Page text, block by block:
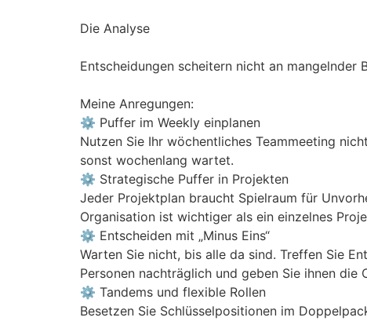
Die Analyse
Entscheidungen scheitern nicht an
Meine Anregungen:
⚙️ Puffer im Weekly einplanen
Nutzen Sie Ihr wöchentliches Teammeeting
sonst wochenlang wartet.
⚙️ ️Strategische Puffer in Projekten
Jeder Projektplan braucht Spielraum für
Organisation ist wichtiger als ein einzelnes
⚙️ Entscheiden mit „Minus Eins“
Warten Sie nicht, bis alle da sind. Treffen Sie
Personen nachträglich und geben Sie ihnen die
⚙️ Tandems und flexible Rollen
Besetzen Sie Schlüsselpositionen im